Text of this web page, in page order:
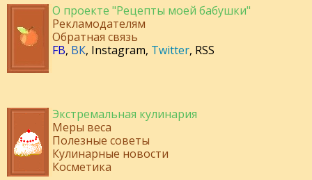
О проекте "Рецепты моей бабушки"
Рекламодателям
Обратная связь
FB, ВК, Instagram, Twitter, RSS
Экстремальная кулинария
Меры веса
Полезные советы
Кулинарные новости
Косметика